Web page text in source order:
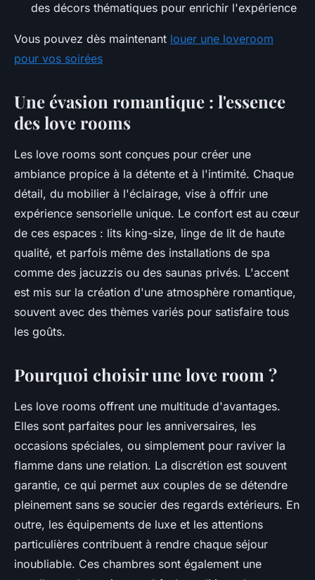
des décors thématiques pour enrichir l'expérience
Vous pouvez dès maintenant louer une loveroom
pour vos soirées
Une évasion romantique : l'essence
des love rooms
Les love rooms sont conçues pour créer une
ambiance propice à la détente et à l'intimité. Chaque
détail, du mobilier à l'éclairage, vise à offrir une
expérience sensorielle unique. Le confort est au cœur
de ces espaces : lits king-size, linge de lit de haute
qualité, et parfois même des installations de spa
comme des jacuzzis ou des saunas privés. L'accent
est mis sur la création d'une atmosphère romantique,
souvent avec des thèmes variés pour satisfaire tous
les goûts.
Pourquoi choisir une love room ?
Les love rooms offrent une multitude d'avantages.
Elles sont parfaites pour les anniversaires, les
occasions spéciales, ou simplement pour raviver la
flamme dans une relation. La discrétion est souvent
garantie, ce qui permet aux couples de se détendre
pleinement sans se soucier des regards extérieurs. En
outre, les équipements de luxe et les attentions
particulières contribuent à rendre chaque séjour
inoubliable. Ces chambres sont également une